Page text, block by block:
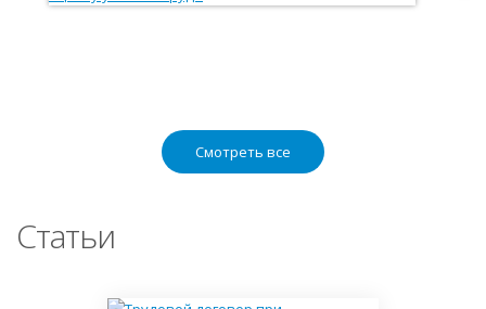
Смотреть все
Статьи